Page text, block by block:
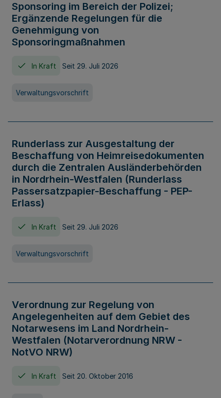
Sponsoring im Bereich der Polizei;
Ergänzende Regelungen für die
Genehmigung von
Sponsoringmaßnahmen
In Kraft Seit 29. Juli 2026
Verwaltungsvorschrift
Runderlass zur Ausgestaltung der
Beschaffung von Heimreisedokumenten
durch die Zentralen Ausländerbehörden
in Nordrhein-Westfalen (Runderlass
Passersatzpapier-Beschaffung - PEP-
Erlass)
In Kraft Seit 29. Juli 2026
Verwaltungsvorschrift
Verordnung zur Regelung von
Angelegenheiten auf dem Gebiet des
Notarwesens im Land Nordrhein-
Westfalen (Notarverordnung NRW -
NotVO NRW)
In Kraft Seit 20. Oktober 2016